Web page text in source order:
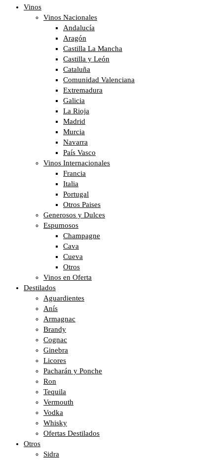
Vinos
Vinos Nacionales
Andalucía
Aragón
Castilla La Mancha
Castilla y León
Cataluña
Comunidad Valenciana
Extremadura
Galicia
La Rioja
Madrid
Murcia
Navarra
País Vasco
Vinos Internacionales
Francia
Italia
Portugal
Otros Paises
Generosos y Dulces
Espumosos
Champagne
Cava
Cueva
Otros
Vinos en Oferta
Destilados
Aguardientes
Anís
Armagnac
Brandy
Cognac
Ginebra
Licores
Pacharán y Ponche
Ron
Tequila
Vermouth
Vodka
Whisky
Ofertas Destilados
Otros
Sidra